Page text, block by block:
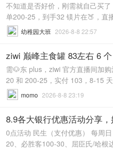
不知道是否好价，刚需就自己买
单200-25，到手32 镁片在🍑，直
幼稚园大班 2026-8-8 22:57
ziwi 巅峰主食罐 83左右 6
需🐶东 plus，ziwi 官方直播间加
20 和 200-25，实付 103，8-15
momo 2026-8-8 23:19
8.9各大银行优惠活动分享
0点活动 民生（支付优惠） 每周
20、必胜客100-30、屈臣氏/哈根